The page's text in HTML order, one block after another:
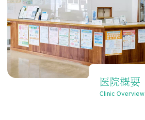
医院概要
Clinic Overview